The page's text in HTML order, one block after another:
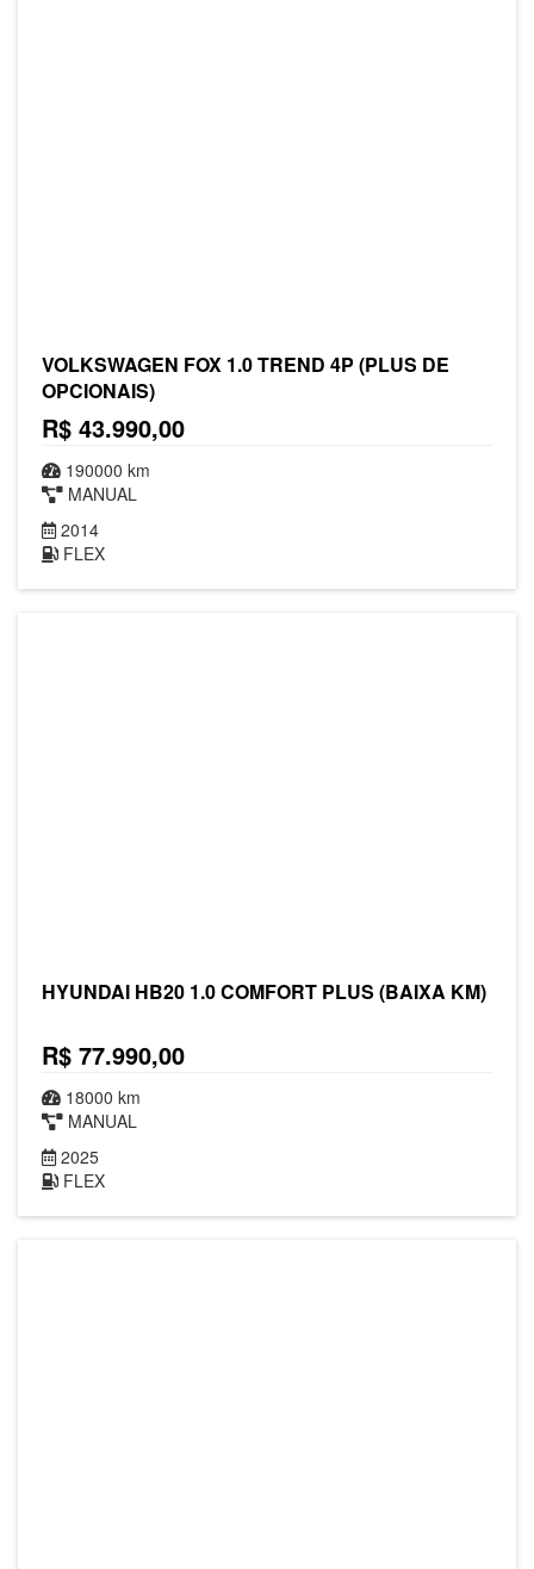
VOLKSWAGEN FOX 1.0 TREND 4P (PLUS DE
OPCIONAIS)
R$ 43.990,00
190000 km
MANUAL
2014
FLEX
HYUNDAI HB20 1.0 COMFORT PLUS (BAIXA KM)
R$ 77.990,00
18000 km
MANUAL
2025
FLEX